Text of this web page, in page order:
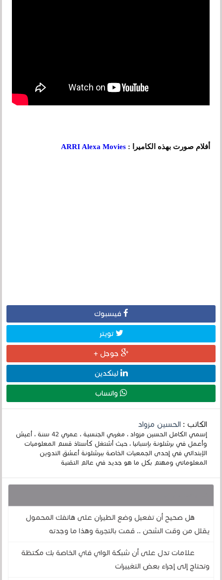
أفلام صورت بهذه الكاميرا :ARRI Alexa Movies
فيسبوك
تويتر
جوجل +
لينكدين
واتساب
الكاتب :الحسين مزواد
إسمي الكامل الحسين مزواد ، مغربي الجنسية ، عمري 42 سنة ، أعيش
وأعمل في برشلونة بإسبانيا ، حيث أشتغل كأستاذ قسم المعلوميات
الإبتدائي في إحدى الجمعيات الخاصة ببرشلونة أعشق التدوين
المعلوماتي ومهتم بكل ما هو جديد في عالم التقنية
هل صحيح أن تفعيل وضع الطيران على هاتفك المحمول
يقلل من وقت الشحن .. قمت بالتجربة وهذا ما وجدته
علامات تدل على أن شبكة الواي فاي الخاصة بك مكتظة
وتحتاج إلى إجراء بعض التغييرات